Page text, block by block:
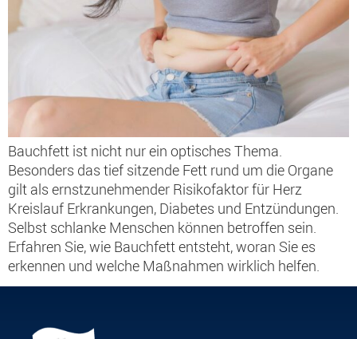
Bauchfett ist nicht nur ein optisches Thema.
Besonders das tief sitzende Fett rund um die Organe
gilt als ernstzunehmender Risikofaktor für Herz
Kreislauf Erkrankungen, Diabetes und Entzündungen.
Selbst schlanke Menschen können betroffen sein.
Erfahren Sie, wie Bauchfett entsteht, woran Sie es
erkennen und welche Maßnahmen wirklich helfen.